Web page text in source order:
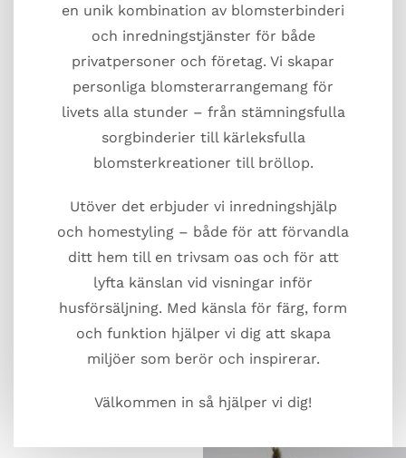
en unik kombination av blomsterbinderi
och inredningstjänster för både
privatpersoner och företag. Vi skapar
personliga blomsterarrangemang för
livets alla stunder – från stämningsfulla
sorgbinderier till kärleksfulla
blomsterkreationer till bröllop.
Utöver det erbjuder vi inredningshjälp
och homestyling – både för att förvandla
ditt hem till en trivsam oas och för att
lyfta känslan vid visningar inför
husförsäljning. Med känsla för färg, form
och funktion hjälper vi dig att skapa
miljöer som berör och inspirerar.
Välkommen in så hjälper vi dig!